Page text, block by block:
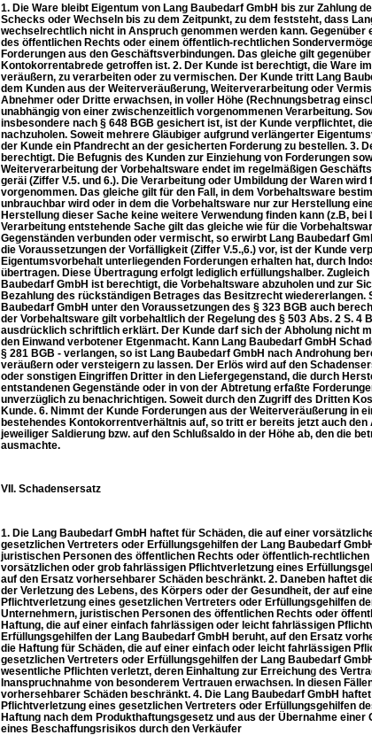
1. Die Ware bleibt Eigentum von Lang Baubedarf GmbH bis zur Zahlung
Schecks oder Wechseln bis zu dem Zeitpunkt, zu dem feststeht, dass
wechselrechtlich nicht in Anspruch genommen werden kann.
des öffentlichen Rechts oder einem öffentlich-rechtlichen
Forderungen aus den Geschäftsverbindungen. Das gleiche gilt
Kontokorrentabrede getroffen ist. 2. Der Kunde ist berechtigt, die Ware
veräußern, zu verarbeiten oder zu vermischen. Der Kunde tritt Lang
dem Kunden aus der Weiterveräußerung, Weiterverarbeitung oder
Abnehmer oder Dritte erwachsen, in voller Höhe (Rechnungsbetrag
unabhängig von einer zwischenzeitlich vorgenommenen Verarbeitung.
insbesondere nach § 648 BGB gesichert ist, ist der Kunde verpflichtet,
nachzuholen. Soweit mehrere Gläubiger aufgrund verlängerter
der Kunde ein Pfandrecht an der gesicherten Forderung zu bestellen. 3.
berechtigt. Die Befugnis des Kunden zur Einziehung von Forderungen
Weiterverarbeitung der Vorbehaltsware endet im regelmäßigen
geräi (Ziffer V.5. und 6.). Die Verarbeitung oder Umbildung der Waren
vorgenommen. Das gleiche gilt für den Fall, in dem Vorbehaltsware
unbrauchbar wird oder in dem die Vorbehaltsware nur zur Herstellung
Herstellung dieser Sache keine weitere Verwendung finden kann (z.B,
Verarbeitung entstehende Sache gilt das gleiche wie für die
Gegenständen verbunden oder vermischt, so erwirbt Lang Baubedarf
die Voraussetzungen der Vorfälligkeit (Ziffer V.5.,6.) vor, ist der Kunde
Eigentumsvorbehalt unterliegenden Forderungen erhalten hat, durch
übertragen. Diese Übertragung erfolgt lediglich erfüllungshalber.
Baubedarf GmbH ist berechtigt, die Vorbehaltsware abzuholen und zur
Bezahlung des rückständigen Betrages das Besitzrecht wiedererlangen.
Baubedarf GmbH unter den Voraussetzungen des § 323 BGB auch
der Vorbehaltsware gilt vorbehaltlich der Regelung des § 503 Abs. 2 S. 4
ausdrücklich schriftlich erklärt. Der Kunde darf sich der Abholung nicht
den Einwand verbotener Etgenmacht. Kann Lang Baubedarf GmbH
§ 281 BGB - verlangen, so ist Lang Baubedarf GmbH nach Androhung
veräußern oder versteigern zu lassen. Der Erlös wird auf den
oder sonstigen Eingriffen Dritter in den Liefergegenstand, die durch
entstandenen Gegenstände oder in von der Abtretung erfaßte
unverzüglich zu benachrichtigen. Soweit durch den Zugriff des Dritten
Kunde. 6. Nimmt der Kunde Forderungen aus der Weiterveräußerung in
bestehendes Kontokorrentverhältnis auf, so tritt er bereits jetzt auch den
jeweiliger Saldierung bzw. auf den Schlußsaldo in der Höhe ab, den die
ausmachte.
VII. Schadensersatz
1. Die Lang Baubedarf GmbH haftet für Schäden, die auf einer
gesetzlichen Vertreters oder Erfüllungsgehilfen der Lang Baubedarf
juristischen Personen des öffentlichen Rechts oder öffentlich-
vorsätzlichen oder grob fahrlässigen Pflichtverletzung eines
auf den Ersatz vorhersehbarer Schäden beschränkt. 2. Daneben haftet
der Verletzung des Lebens, des Körpers oder der Gesundheit, der auf
Pflichtverletzung eines gesetzlichen Vertreters oder Erfüllungsgehilfen
Unternehmern, juristischen Personen des öffentlichen Rechts oder
Haftung, die auf einer einfach fahrlässigen oder leicht fahrlässigen
Erfüllungsgehilfen der Lang Baubedarf GmbH beruht, auf den Ersatz
die Haftung für Schäden, die auf einer einfach oder leicht fahrlässigen
gesetzlichen Vertreters oder Erfüllungsgehilfen der Lang Baubedarf
wesentliche Pflichten verletzt, deren Einhaltung zur Erreichung des
Inanspruchnahme von besonderem Vertrauen erwachsen. In diesen
vorhersehbarer Schäden beschränkt. 4. Die Lang Baubedarf GmbH
Pflichtverletzung eines gesetzlichen Vertreters oder Erfüllungsgehilfen
Haftung nach dem Produkthaftungsgesetz und aus der Übernahme
eines Beschaffungsrisikos durch den Verkäufer